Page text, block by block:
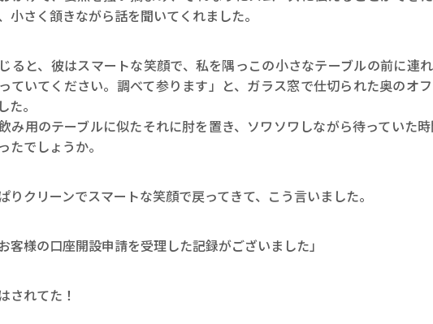
小さく頷きながら話を聞いてくれました。
ると、彼はスマートな笑顔で、私を隅っこの小さなテーブルの前に連れ
っていてください。調べて参ります」と、ガラス窓で仕切られた奥のオ
た。
み用のテーブルに似たそれに肘を置き、ソワソワしながら待っていた
たでしょうか。
りクリーンでスマートな笑顔で戻ってきて、こう言いました。
客様の口座開設申請を受理した記録がございました」
されてた！